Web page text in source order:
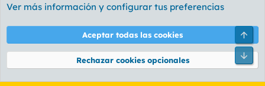
Cookies
PL OLDSTYLE AMARILLO
Términos y reglas Política de privacidad Ayuda
Community platform by XenForo® © 2010-2026 XenForo Ltd.
Ver más información y configurar tus preferencias
Aceptar todas las cookies
Rechazar cookies opcionales
Pie